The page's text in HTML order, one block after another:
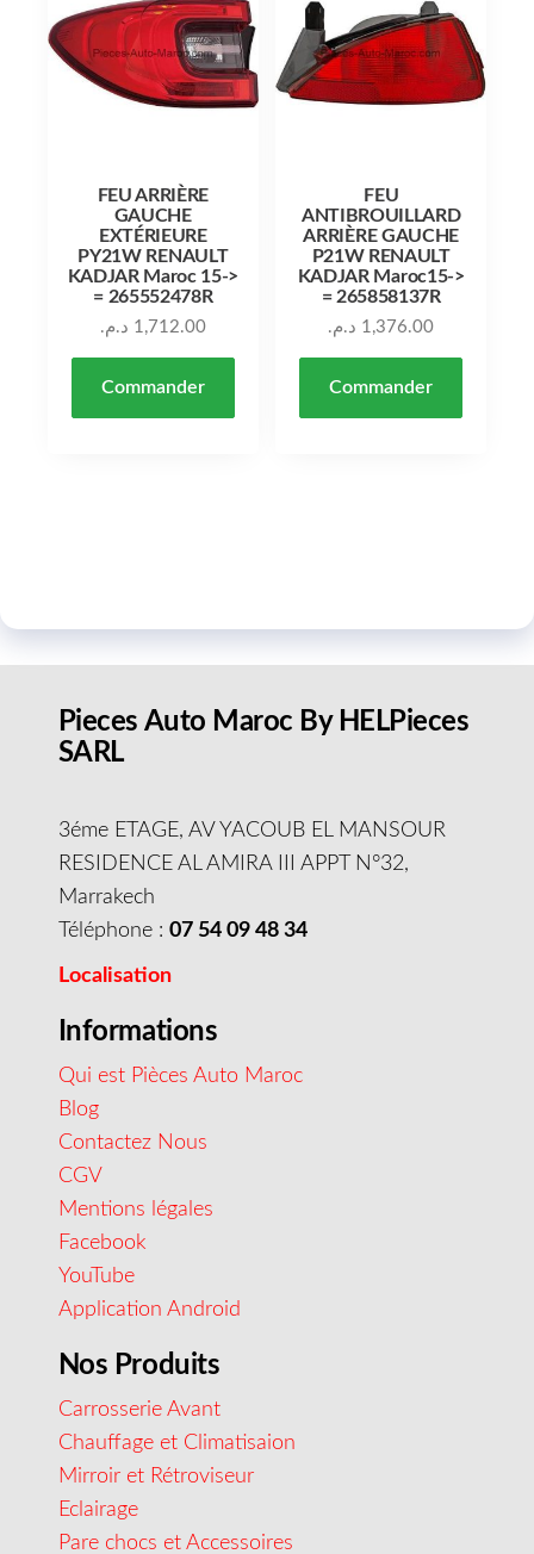
FEU ARRIÈRE
GAUCHE
EXTÉRIEURE
PY21W RENAULT
KADJAR Maroc 15->
= 265552478R
1,712.00 د.م.
Commander
FEU
ANTIBROUILLARD
ARRIÈRE GAUCHE
P21W RENAULT
KADJAR Maroc15->
= 265858137R
1,376.00 د.م.
Commander
Pieces Auto Maroc By HELPieces
SARL
3éme ETAGE, AV YACOUB EL MANSOUR
RESIDENCE AL AMIRA III APPT N°32,
Marrakech
Téléphone : 07 54 09 48 34
Localisation
Informations
Qui est Pièces Auto Maroc
Blog
Contactez Nous
CGV
Mentions légales
Facebook
YouTube
Application Android
Nos Produits
Carrosserie Avant
Chauffage et Climatisaion
Mirroir et Rétroviseur
Eclairage
Pare chocs et Accessoires